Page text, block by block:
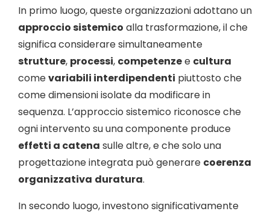
In primo luogo, queste organizzazioni adottano un
approccio sistemico alla trasformazione, il che
significa considerare simultaneamente
strutture, processi, competenzee cultura
comevariabili interdipendenti piuttosto che
come dimensioni isolate da modificare in
sequenza. L’approccio sistemico riconosce che
ogni intervento su una componente produce
effetti a catena sulle altre, e che solo una
progettazione integrata può generare coerenza
organizzativa duratura.
In secondo luogo, investono significativamente